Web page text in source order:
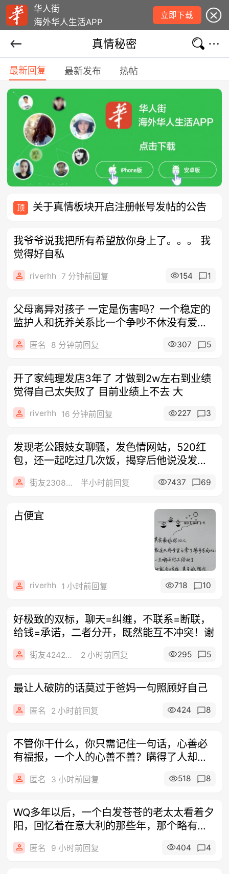
华人街
海外华人生活APP
立即下载
真情秘密
最新回复 最新发布 热帖
顶 关于真情板块开启注册帐号发帖的公告
我爷爷说我把所有希望放你身上了。。。 我
觉得好自私
riverhh 7 分钟前回复 154 1
父母离异对孩子 一定是伤害吗？一个稳定的
监护人和抚养关系比一个争吵不休没有爱的
家
匿名 8 分钟前回复 307 5
开了家纯理发店3年了 才做到2w左右到业绩
觉得自己太失败了 目前业绩上不去 大
riverhh 16 分钟前回复 227 3
发现老公跟妓女聊骚，发色情网站，520红
包，还一起吃过几次饭，揭穿后他说没发生
过
街友23084687 半小时前回复 7437 69
占便宜
riverhh 1 小时前回复 718 10
好极致的双标，聊天=纠缠，不联系=断联，
给钱=承诺，二者分开，既然能互不冲突！谢
街友42424224 2 小时前回复 295 5
最让人破防的话莫过于爸妈一句照顾好自己
匿名 2 小时前回复 424 8
不管你干什么，你只需记住一句话，心善必
有福报，一个人的心善不善？瞒得了人却瞒
不了
匿名 3 小时前回复 518 8
WQ多年以后，一个白发苍苍的老太太看着夕
阳，回忆着在意大利的那些年，那个略有情
调
匿名 9 小时前回复 404 4